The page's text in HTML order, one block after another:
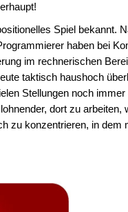
Spiel bekannt.
haben bei
im rechnerischen
taktisch haushoch
Stellungen noch
dort zu arbeiten,
zu konzentrieren, in dem